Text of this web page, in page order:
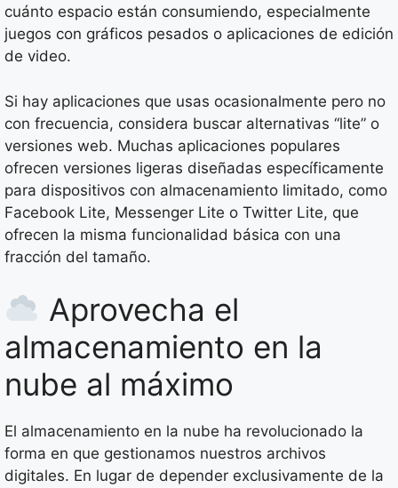
cuánto espacio están consumiendo, especialmente
juegos con gráficos pesados o aplicaciones de edición
de video.
Si hay aplicaciones que usas ocasionalmente pero no
con frecuencia, considera buscar alternativas “lite” o
versiones web. Muchas aplicaciones populares
ofrecen versiones ligeras diseñadas específicamente
para dispositivos con almacenamiento limitado, como
Facebook Lite, Messenger Lite o Twitter Lite, que
ofrecen la misma funcionalidad básica con una
fracción del tamaño.
Aprovecha el
almacenamiento en la
nube al máximo
El almacenamiento en la nube ha revolucionado la
forma en que gestionamos nuestros archivos
digitales. En lugar de depender exclusivamente de la